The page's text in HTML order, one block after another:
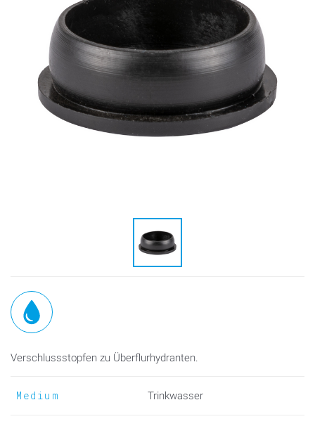
Verschlussstopfen zu Überflurhydranten.
Medium Trinkwasser